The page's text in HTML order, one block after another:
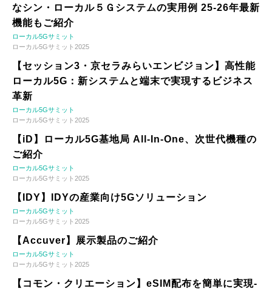
なシン・ローカル５Ｇシステムの実用例 25-26年最新
機能もご紹介
ローカル5Gサミット
ローカル5Gサミット2025
【セッション3・京セラみらいエンビジョン】高性能
ローカル5G：新システムと端末で実現するビジネス
革新
ローカル5Gサミット
ローカル5Gサミット2025
【iD】ローカル5G基地局 All-In-One、次世代機種の
ご紹介
ローカル5Gサミット
ローカル5Gサミット2025
【IDY】IDYの産業向け5Gソリューション
ローカル5Gサミット
ローカル5Gサミット2025
【Accuver】展示製品のご紹介
ローカル5Gサミット
ローカル5Gサミット2025
【コモン・クリエーション】eSIM配布を簡単に実現-